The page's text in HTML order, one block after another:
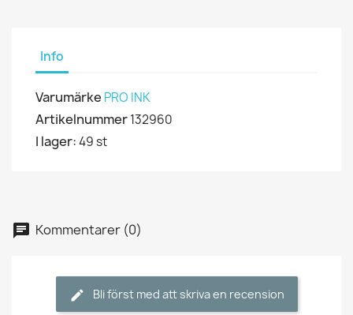
Info
Varumärke PRO INK
Artikelnummer132960
I lager:49 st
Kommentarer (0)
Bli först med att skriva en recension